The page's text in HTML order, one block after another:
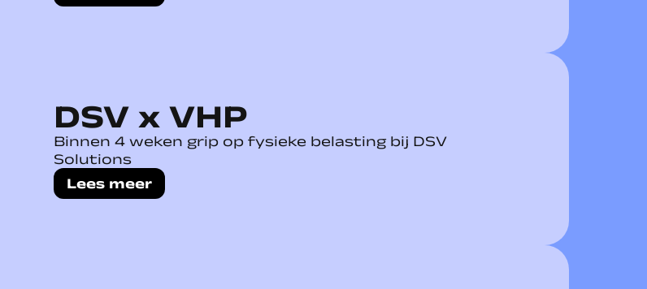
DSV x VHP
Binnen 4 weken grip op fysieke belasting bij DSV
Solutions
Lees meer